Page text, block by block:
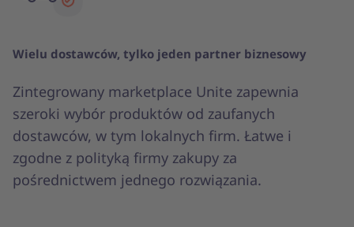
Wielu dostawców, tylko jeden partner biznesowy
Zintegrowany marketplace Unite zapewnia
szeroki wybór produktów od zaufanych
dostawców, w tym lokalnych firm. Łatwe i
zgodne z polityką firmy zakupy za
pośrednictwem jednego rozwiązania.